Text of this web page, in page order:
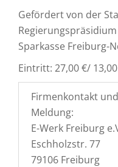
Gefördert von der
Sparkasse Freiburg-
Eintritt: 27,00 €/
Firmenkontakt
Meldung:
E-Werk Freiburg
Eschholzstr. 77
79106 Freiburg